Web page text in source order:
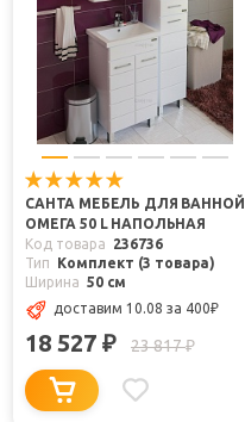
САНТА МЕБЕЛЬ ДЛЯ ВАННОЙ
ОМЕГА 50 L НАПОЛЬНАЯ
Код товара
236736
Тип
Комплект (3 товара)
Ширина 50 см
доставим 10.08 за 400₽
18 527 ₽ 23 817₽